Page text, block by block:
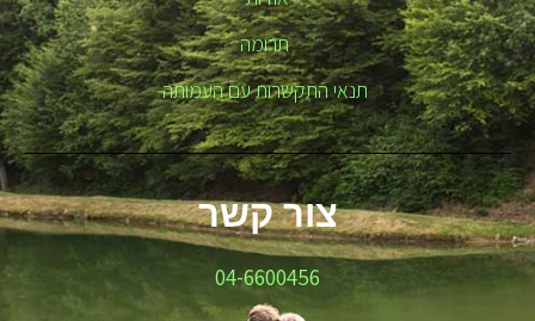
תרומה
תנאי התקשרות עם העמותה
צור קשר
04-6600456